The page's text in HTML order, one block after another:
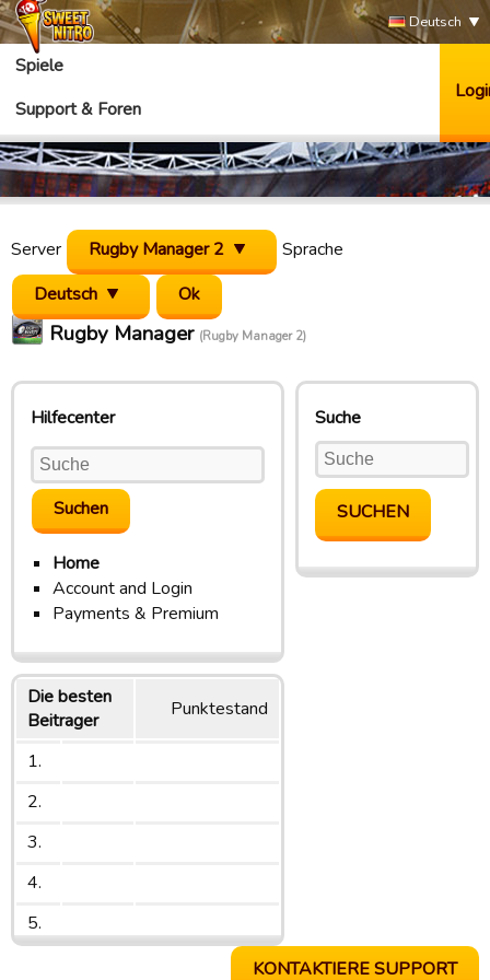
Deutsch
Spiele
Support & Foren
Server Rugby Manager 2
Sprache
Deutsch
Rugby Manager (Rugby Manager 2)
Hilfecenter
Home
Account and Login
Payments & Premium
Die besten
Beitrager
Punktestand
1.
2.
3.
4.
5.
Suche
KONTAKTIERE SUPPORT